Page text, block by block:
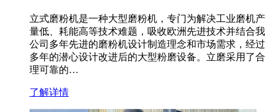
立式磨粉机是一种大型磨粉机，专门为解决工业磨机产
量低、耗能高等技术难题，吸收欧洲先进技术并结合我
公司多年先进的磨粉机设计制造理念和市场需求，经过
多年的潜心设计改进后的大型粉磨设备。立磨采用了合
理可靠的…
了解详情